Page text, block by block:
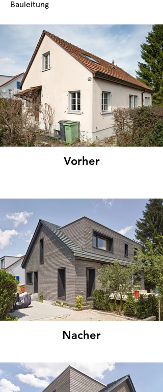
Bauleitung
Vorher
Nacher